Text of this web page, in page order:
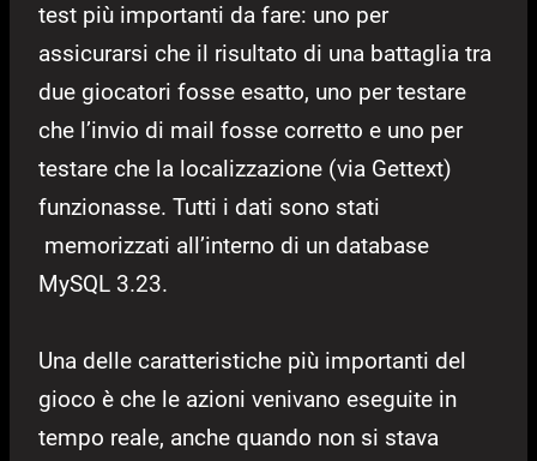
test più importanti da fare: uno per
assicurarsi che il risultato di una battaglia tra
due giocatori fosse esatto, uno per testare
che l’invio di mail fosse corretto e uno per
testare che la localizzazione (via Gettext)
funzionasse. Tutti i dati sono stati
memorizzati all’interno di un database
MySQL 3.23.
Una delle caratteristiche più importanti del
gioco è che le azioni venivano eseguite in
tempo reale, anche quando non si stava